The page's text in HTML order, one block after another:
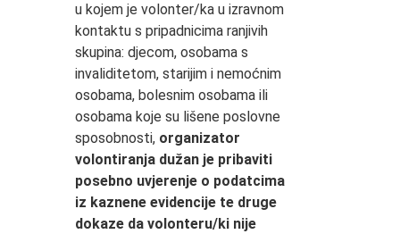
u kojem je volonter/ka u izravnom
kontaktu s pripadnicima ranjivih
skupina: djecom, osobama s
invaliditetom, starijim i nemoćnim
osobama, bolesnim osobama ili
osobama koje su lišene poslovne
sposobnosti, organizator
volontiranja dužan je pribaviti
posebno uvjerenje o podatcima
iz kaznene evidencije te druge
dokaze da volonteru/ki nije